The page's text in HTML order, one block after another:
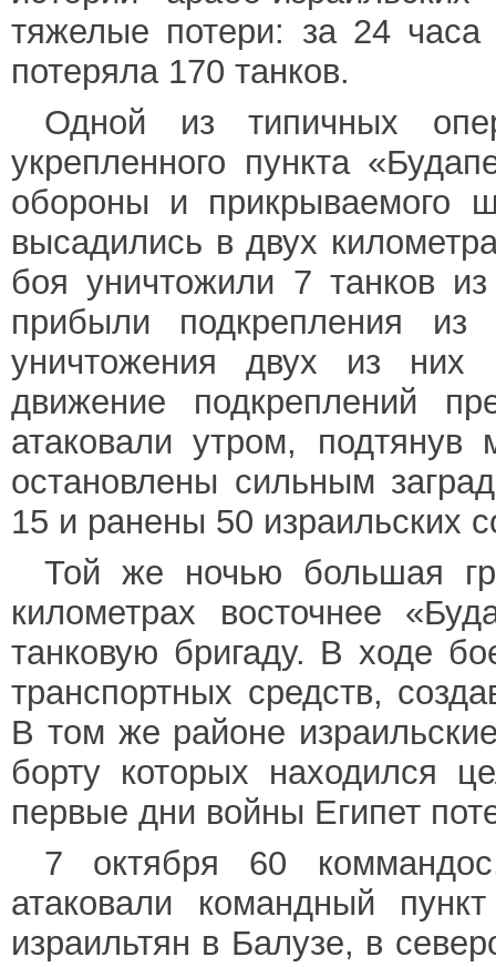
тяжелые потери: за 24
потеряла 170 танков.
Одной из типичных
укрепленного пункта
обороны и прикрываемого
высадились в двух
боя уничтожили 7 танков
прибыли подкрепления
уничтожения двух из
движение подкреплений
атаковали утром,
остановлены сильным
15 и ранены 50 израильских
Той же ночью большая
километрах восточнее
танковую бригаду. В ходе
транспортных средств,
В том же районе
борту которых находился
первые дни войны Египет
7 октября 60
атаковали командный
израильтян в Балузе, в